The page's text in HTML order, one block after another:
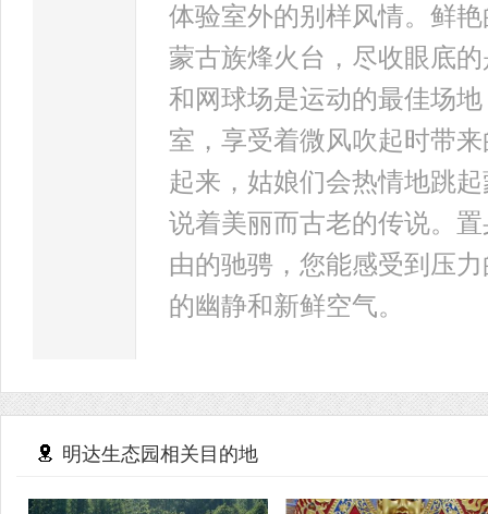
体验室外的别样风情。鲜
蒙古族烽火台，尽收眼底
和网球场是运动的最佳场
室，享受着微风吹起时带
起来，姑娘们会热情地跳
说着美丽而古老的传说。
由的驰骋，您能感受到压
的幽静和新鲜空气。
明达生态园相关目的地